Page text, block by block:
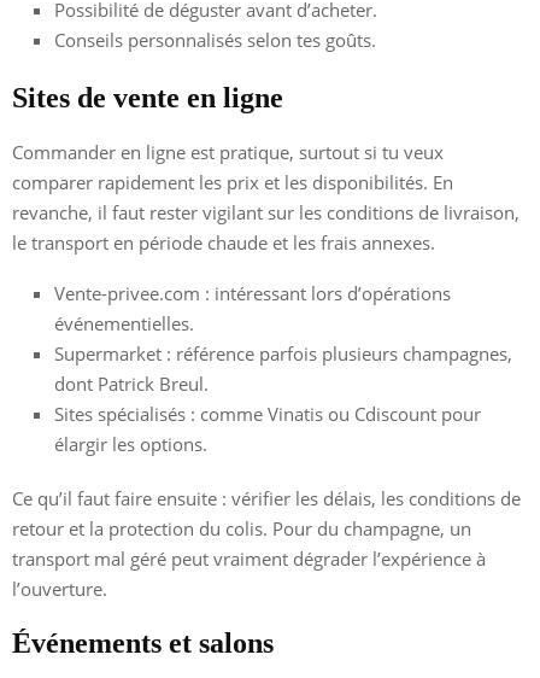
Possibilité de déguster avant d’acheter.
Conseils personnalisés selon tes goûts.
Sites de vente en ligne
Commander en ligne est pratique, surtout si tu veux
comparer rapidement les prix et les disponibilités. En
revanche, il faut rester vigilant sur les conditions de livraison,
le transport en période chaude et les frais annexes.
Vente-privee.com : intéressant lors d’opérations
événementielles.
Supermarket : référence parfois plusieurs champagnes,
dont Patrick Breul.
Sites spécialisés : comme Vinatis ou Cdiscount pour
élargir les options.
Ce qu’il faut faire ensuite : vérifier les délais, les conditions de
retour et la protection du colis. Pour du champagne, un
transport mal géré peut vraiment dégrader l’expérience à
l’ouverture.
Événements et salons